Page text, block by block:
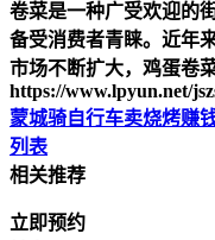
卷菜是一种广受欢迎的
备受消费者青睐。近年
市场不断扩大，鸡蛋卷
https://www.lpyun.net/
蒙城骑自行车卖烧烤赚
列表
相关推荐
立即预约